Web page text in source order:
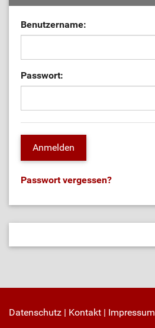
Benutzername:
Passwort:
Passwort vergessen?
Datenschutz | Kontakt | Impressum